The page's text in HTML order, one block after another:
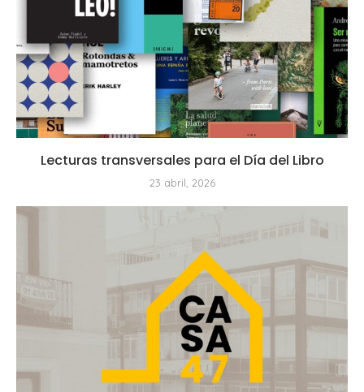
Lecturas transversales para el Día del Libro
23 abril, 2026